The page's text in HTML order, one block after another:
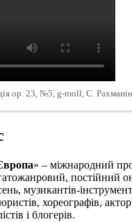
op. 23, №5, g-moll, С.
» – міжнародний
постійний
музикантів-
хореографів,
і блогерів.